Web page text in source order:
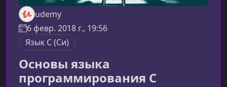
udemy
6 февр. 2018 г., 19:56
Язык C (Си)
Основы языка
программирования C